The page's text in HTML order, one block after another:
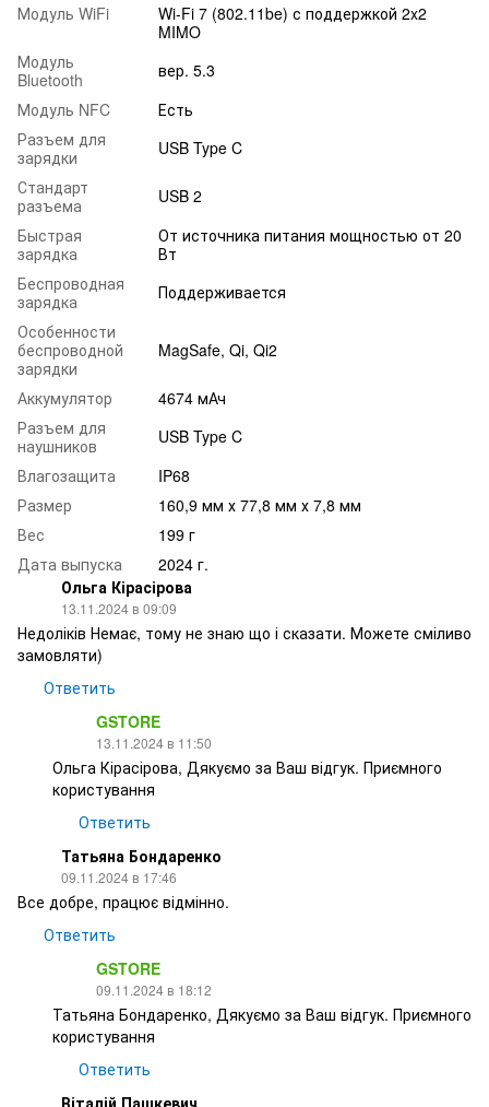
Модуль WiFi
Wi-Fi 7 (802.11be) с поддержкой 2x2
MIMO
Модуль
Bluetooth
вер. 5.3
Модуль NFC
Есть
Разъем для
зарядки
USB Type C
Стандарт
разъема
USB 2
Быстрая
зарядка
От источника питания мощностью от 20
Вт
Беспроводная
зарядка
Поддерживается
Особенности
беспроводной
зарядки
MagSafe, Qi, Qi2
Аккумулятор
4674 мАч
Разъем для
наушников
USB Type C
Влагозащита
IP68
Размер
160,9 мм х 77,8 мм х 7,8 мм
Вес
199 г
Дата выпуска
2024 г.
Ольга Кірасірова
13.11.2024 в 09:09
Недоліків Немає, тому не знаю що і сказати. Можете сміливо
замовляти)
Ответить
GSTORE
13.11.2024 в 11:50
Ольга Кірасірова, Дякуємо за Ваш відгук. Приємного
користування
Ответить
Татьяна Бондаренко
09.11.2024 в 17:46
Все добре, працює відмінно.
Ответить
GSTORE
09.11.2024 в 18:12
Татьяна Бондаренко, Дякуємо за Ваш відгук. Приємного
користування
Ответить
Віталій Пашкевич